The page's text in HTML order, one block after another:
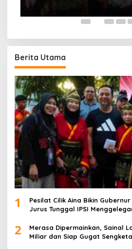
Berita Utama
1
Pesilat Cilik Aina Bikin
Jurus Tunggal IPSI
2
Merasa Dipermainkan, Sainal
Miliar dan Siap Gugat